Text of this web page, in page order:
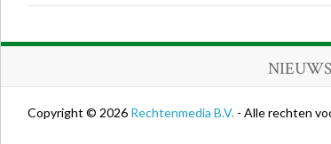
NIEUWS
Copyright © 2026 Rechtenmedia B.V. - Alle rechten